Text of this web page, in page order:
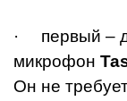
· первый –
микрофон
Он не